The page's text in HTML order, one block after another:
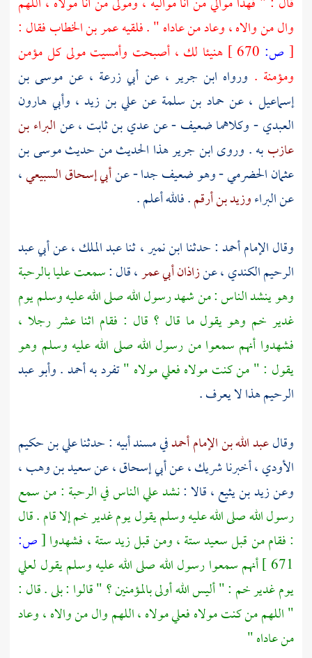
وال من والاه ، وعاد من عاداه " . فلقيهعمر بن الخطابفقال :
[ ص:
هنيئا لك ، أصبحت وأمسيت مولى كل مؤمن
ومؤمنة . ورواه ابن جرير ، عن أبي زرعة ، عن موسى بن
إسماعيل ، عن حماد بن سلمةعن علي بن زيد ، وأبي هارون
العبدي- وكلاهما ضعيف - عنعدي بن ثابت ، عنالبراء بن
عازببه . وروىابن جريرهذا الحديث من حديثموسى بن
عثمان الحضرمي- وهو ضعيف جدا - عنأبي إسحاق السبيعي،
عنالبراءوزيد بن أرقم. فالله أعلم .
وقال الإمامأحمد: حدثناابن نمير، ثناعبد الملك، عنأبي عبد
الرحيم الكندي، عنزاذان أبي عمر، قال :سمعتعليابالرحبة
وهو ينشد الناس : من شهد رسول الله صلى الله عليه وسلم يوم
غدير خم وهو يقول ما قال ؟ قال : فقام اثنا عشر رجلا ،
فشهدوا أنهم سمعوا من رسول الله صلى الله عليه وسلم وهو
يقول : " من كنت مولاهفعليمولاه "تفرد بهأحمد.وأبو عبد
الرحيمهذا لا يعرف .
وقالعبد الله بن الإمام أحمدفي مسند أبيه : حدثناعلي بن حكيم
الأودي، أخبرناشريك، عنأبي إسحاق، عنسعيد بن وهب،
وعنزيد بن يثيع، قالا :نشدعليالناس في الرحبة : من سمع
رسول الله صلى الله عليه وسلم يقول يومغدير خمإلا قام . قال
: فقام من قبلسعيدستة ، ومن قبلزيدستة ، فشهدوا[ص:
671 ] أنهم سمعوا رسول الله صلى الله عليه وسلم يقول لعلي
يومغدير خم : " أليس الله أولى بالمؤمنين ؟ " قالوا : بلى . قال :
" اللهم من كنت مولاهفعليمولاه ، اللهم وال من والاه ، وعاد
من عاداه "